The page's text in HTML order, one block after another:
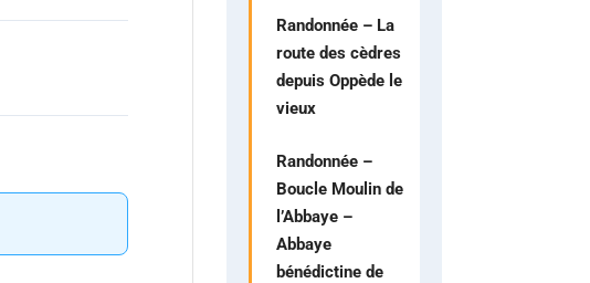
Randonnée – La
route des cèdres
depuis Oppède le
vieux
Randonnée –
Boucle Moulin de
l’Abbaye –
Abbaye
bénédictine de